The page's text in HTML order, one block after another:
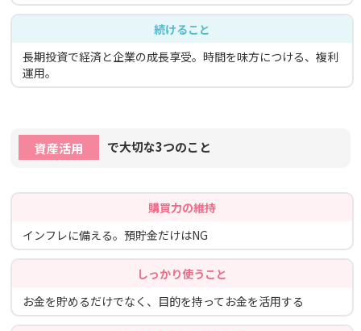
続けること
長期投資で経済と企業の成長享受。時間を味方につける、複利
運用。
資産活用 で大切な3つのこと
購買力の維持
インフレに備える。預貯金だけはNG
しっかり使うこと
お金を貯めるだけでなく、目的を持ってお金を活用する